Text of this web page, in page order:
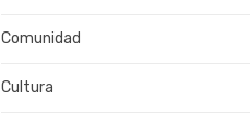
Comunidad
Cultura